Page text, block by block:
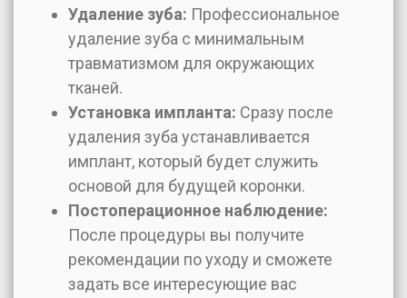
Удаление зуба: Профессиональное
удаление зуба с минимальным
травматизмом для окружающих
тканей.
Установка импланта: Сразу после
удаления зуба устанавливается
имплант, который будет служить
основой для будущей коронки.
Постоперационное наблюдение:
После процедуры вы получите
рекомендации по уходу и сможете
задать все интересующие вас